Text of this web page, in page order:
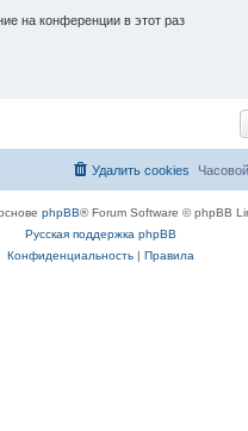
на конференции в этот раз
Удалить cookies
phpBB® Forum Software © phpBB
Русская поддержка phpBB
Конфиденциальность| Правила